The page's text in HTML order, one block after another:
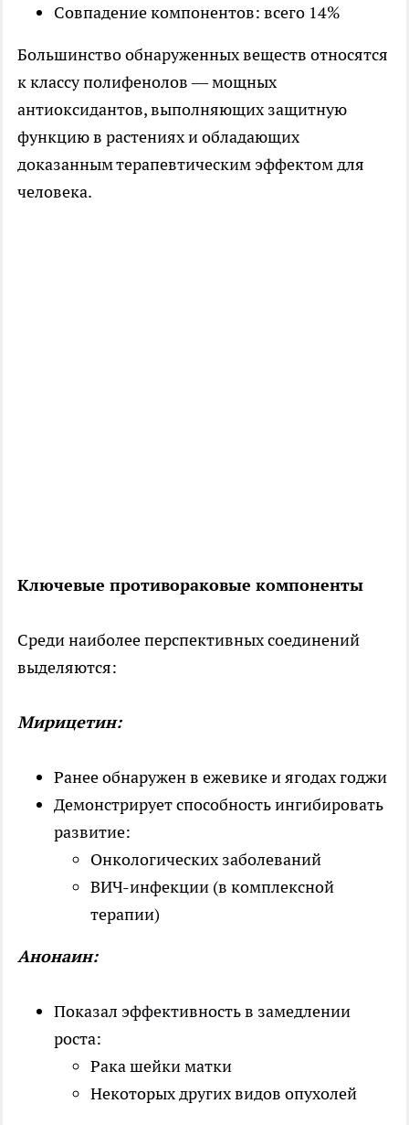
Совпадение компонентов: всего 14%
Большинство обнаруженных веществ относятся
к классу полифенолов — мощных
антиоксидантов, выполняющих защитную
функцию в растениях и обладающих
доказанным терапевтическим эффектом для
человека.
Ключевые противораковые компоненты
Среди наиболее перспективных соединений
выделяются:
Мирицетин:
Ранее обнаружен в ежевике и ягодах годжи
Демонстрирует способность ингибировать
развитие:
Онкологических заболеваний
ВИЧ-инфекции (в комплексной
терапии)
Анонаин:
Показал эффективность в замедлении
роста:
Рака шейки матки
Некоторых других видов опухолей